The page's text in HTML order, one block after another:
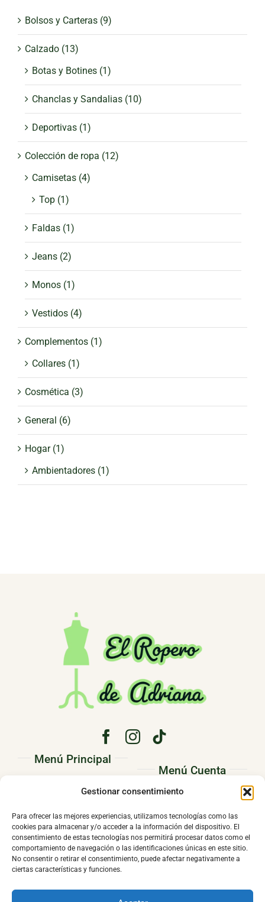
Gestionar consentimiento
Para ofrecer las mejores experiencias, utilizamos tecnologías como las
cookies para almacenar y/o acceder a la información del dispositivo. El
consentimiento de estas tecnologías nos permitirá procesar datos como el
comportamiento de navegación o las identificaciones únicas en este sitio.
No consentir o retirar el consentimiento, puede afectar negativamente a
ciertas características y funciones.
Bolsos y Carteras (9)
Calzado (13)
Botas y Botines (1)
Chanclas y Sandalias (10)
Deportivas (1)
Colección de ropa (12)
Camisetas (4)
Top (1)
Faldas (1)
Jeans (2)
Monos (1)
Vestidos (4)
Complementos (1)
Collares (1)
Cosmética (3)
General (6)
Hogar (1)
Ambientadores (1)
Menú Principal
TIENDA
CONTACTO
Menú Cuenta
Pedidos
Direcciones
Mi cuenta